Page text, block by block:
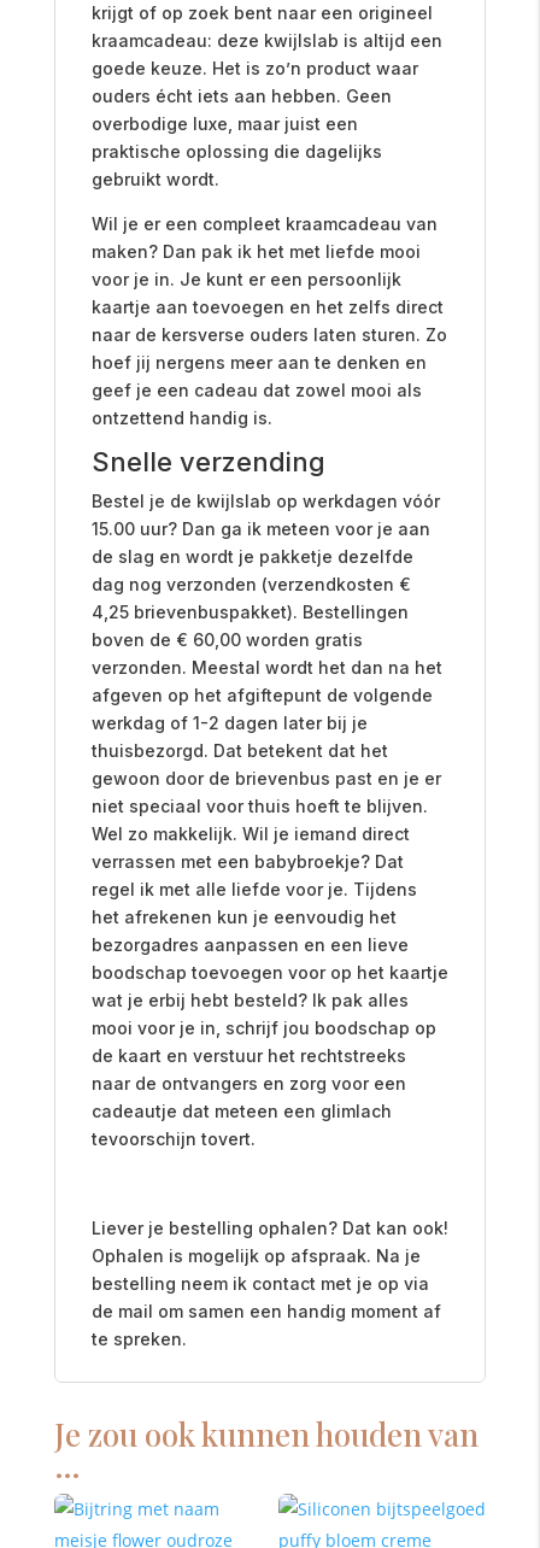
krijgt of op zoek bent naar een origineel
kraamcadeau: deze kwijlslab is altijd een
goede keuze. Het is zo’n product waar
ouders écht iets aan hebben. Geen
overbodige luxe, maar juist een
praktische oplossing die dagelijks
gebruikt wordt.
Wil je er een compleet kraamcadeau van
maken? Dan pak ik het met liefde mooi
voor je in. Je kunt er een persoonlijk
kaartje aan toevoegen en het zelfs direct
naar de kersverse ouders laten sturen. Zo
hoef jij nergens meer aan te denken en
geef je een cadeau dat zowel mooi als
ontzettend handig is.
Snelle verzending
Bestel je de kwijlslab op werkdagen vóór
15.00 uur? Dan ga ik meteen voor je aan
de slag en wordt je pakketje dezelfde
dag nog verzonden (verzendkosten €
4,25 brievenbuspakket). Bestellingen
boven de € 60,00 worden gratis
verzonden. Meestal wordt het dan na het
afgeven op het afgiftepunt de volgende
werkdag of 1-2 dagen later bij je
thuisbezorgd. Dat betekent dat het
gewoon door de brievenbus past en je er
niet speciaal voor thuis hoeft te blijven.
Wel zo makkelijk. Wil je iemand direct
verrassen met een babybroekje? Dat
regel ik met alle liefde voor je. Tijdens
het afrekenen kun je eenvoudig het
bezorgadres aanpassen en een lieve
boodschap toevoegen voor op het kaartje
wat je erbij hebt besteld? Ik pak alles
mooi voor je in, schrijf jou boodschap op
de kaart en verstuur het rechtstreeks
naar de ontvangers en zorg voor een
cadeautje dat meteen een glimlach
tevoorschijn tovert.
Liever je bestelling ophalen? Dat kan ook!
Ophalen is mogelijk op afspraak. Na je
bestelling neem ik contact met je op via
de mail om samen een handig moment af
te spreken.
Je zou ook kunnen houden van
…